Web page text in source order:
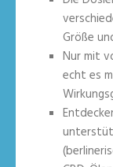
Größe
Nur mit
echt es